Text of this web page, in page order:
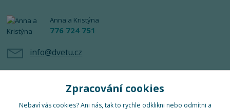
Anna a Kristýna
776 724 751
info@dvetu.cz
Zpracování cookies
Nebaví vás cookies? Ani nás, tak to rychle odklikni nebo odmítni a